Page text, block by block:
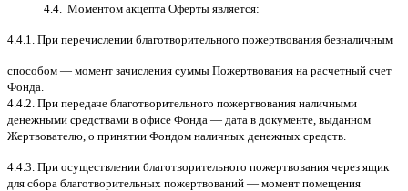
4.4. Моментом акцепта Оферты является:
4.4.1. При перечислении благотворительного пожертвования безналичным
способом — момент зачисления суммы Пожертвования на расчетный счет
Фонда
4.4.2. При передаче благотворительного пожертвования наличными
денежными средствами в офисе Фонда — дата в документе выданном
Жертвователю o принятии Фондом наличных денежных средств
4.4.3. При осуществлении благотворительного пожертвования через ящик
для сбора благотворительных пожертвований — момент помещения